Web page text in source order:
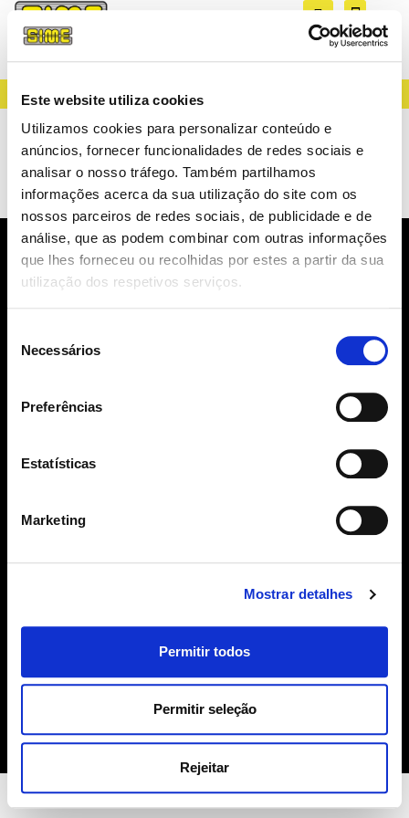
Este website utiliza cookies
Utilizamos cookies para personalizar conteúdo e
anúncios, fornecer funcionalidades de redes sociais e
analisar o nosso tráfego. Também partilhamos
informações acerca da sua utilização do site com os
nossos parceiros de redes sociais, de publicidade e de
análise, que as podem combinar com outras informações
que lhes forneceu ou recolhidas por estes a partir da sua
utilização dos respetivos serviços.
Necessários
Preferências
Estatísticas
Marketing
Mostrar detalhes
Permitir todos
Permitir seleção
Rejeitar
CREATING LIGHT SINCE 1983
AAGSTUCCHI E-
TRACK
NEWSLETTER
SIME
Sobre Nós
Política de Cookies